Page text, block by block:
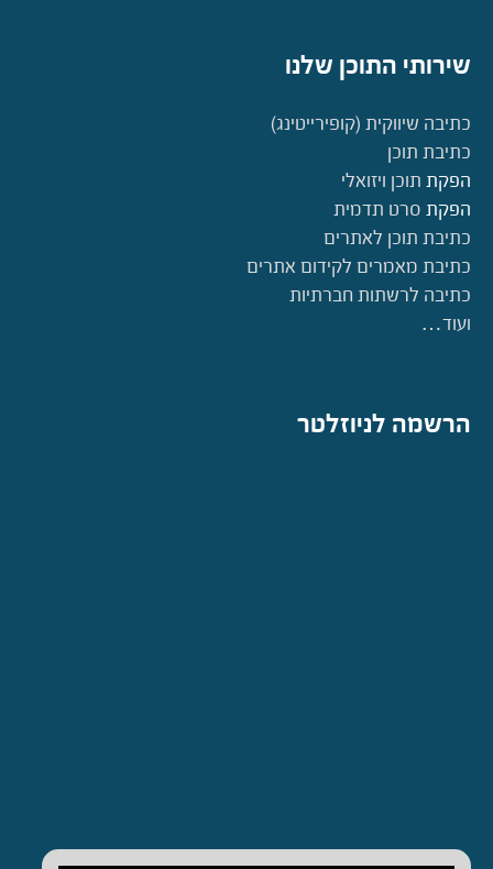
שירותי התוכן שלנו
כתיבה שיווקית (קופירייטינג)
כתיבת תוכן
הפקת תוכן ויזואלי
הפקת סרט תדמית
כתיבת תוכן לאתרים
כתיבת מאמרים לקידום אתרים
כתיבה לרשתות חברתיות
ועוד…
הרשמה לניוזלטר